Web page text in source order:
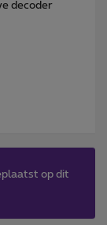
decoder
op dit